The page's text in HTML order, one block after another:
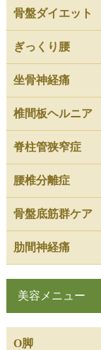
骨盤ダイエット
ぎっくり腰
坐骨神経痛
椎間板ヘルニア
脊柱管狭窄症
腰椎分離症
骨盤底筋群ケア
肋間神経痛
美容メニュー
O脚